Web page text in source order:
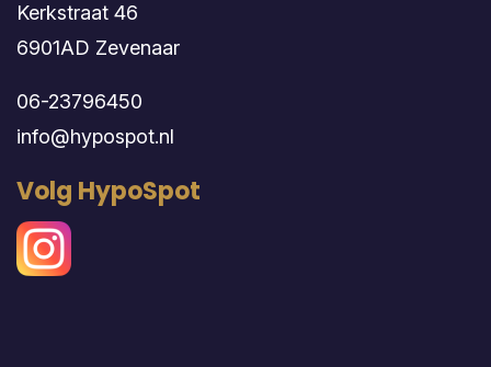
Kerkstraat 46
6901AD Zevenaar
06-23796450
info@hypospot.nl
Volg HypoSpot